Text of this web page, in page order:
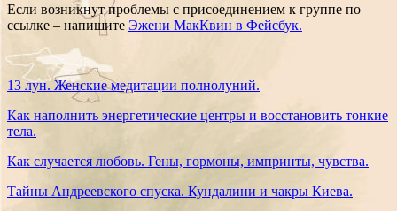
Если возникнут проблемы с присоединением к группе по
ссылке – напишите Эжени МакКвин в Фейсбук.
13 лун. Женские медитации полнолуний.
Как наполнить энергетические центры и восстановить тонкие
тела.
Как случается любовь. Гены, гормоны, импринты, чувства.
Тайны Андреевского спуска. Кундалини и чакры Киева.